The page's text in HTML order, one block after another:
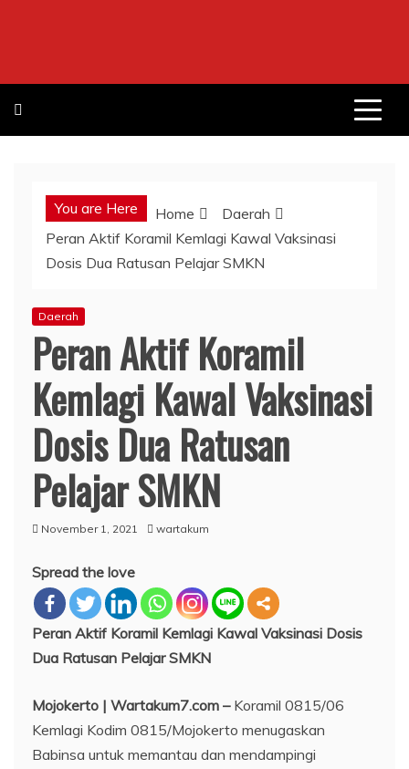
You are Here Home
Daerah
Peran Aktif Koramil Kemlagi Kawal Vaksinasi
Dosis Dua Ratusan Pelajar SMKN
Daerah
Peran Aktif Koramil
Kemlagi Kawal Vaksinasi
Dosis Dua Ratusan
Pelajar SMKN
November 1, 2021 wartakum
Spread the love
Peran Aktif Koramil Kemlagi Kawal Vaksinasi Dosis
Dua Ratusan Pelajar SMKN
Mojokerto | Wartakum7.com –Koramil 0815/06
Kemlagi Kodim 0815/Mojokerto menugaskan
Babinsa untuk memantau dan mendampingi